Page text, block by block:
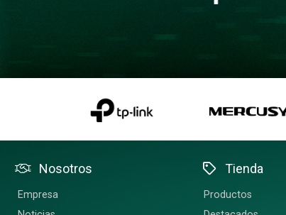
Nosotros
Empresa
Tienda
Productos